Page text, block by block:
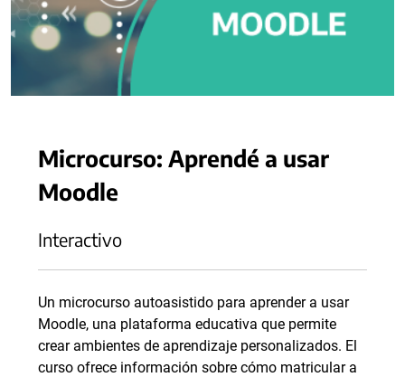
Microcurso: Aprendé a usar
Moodle
Interactivo
Un microcurso autoasistido para aprender a usar
Moodle, una plataforma educativa que permite
crear ambientes de aprendizaje personalizados. El
curso ofrece información sobre cómo matricular a